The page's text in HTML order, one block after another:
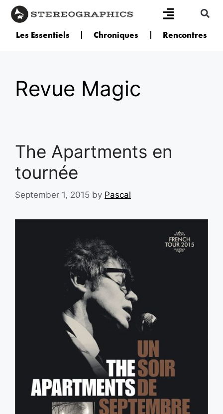
Les Essentiels Chroniques Rencontres
Revue Magic
The Apartments en
tournée
September 1, 2015 by Pascal